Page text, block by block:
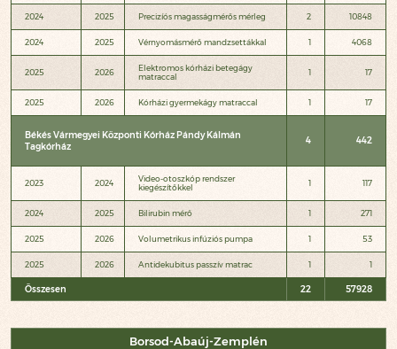
2024 2025 Precizíós magasságmérős mérleg 2 10848
2024 2025 Vérnyomásmérő mandzsettákkal 1 4068
2025 2026
Elektromos kórházi betegágy
matraccal
1 17
2025 2026 Kórházi gyermekágy matraccal 1 17
Békés Vármegyei Központi Kórház Pándy Kálmán
Tagkórház
4 442
2023 2024
Video-otoszkóp rendszer
kiegészítőkkel
1 117
2024 2025 Bilirubin mérő 1 271
2025 2026 Volumetrikus infúziós pumpa 1 53
2025 2026 Antidekubitus passzív matrac 1 1
Összesen 22 57928
Borsod-Abaúj-Zemplén